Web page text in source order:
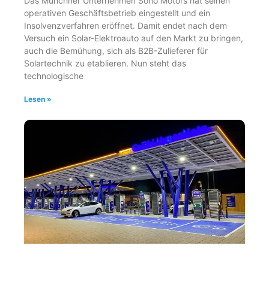
operativen Geschäftsbetrieb eingestellt und ein
Insolvenzverfahren eröffnet. Damit endet nach dem
Versuch ein Solar-Elektroauto auf den Markt zu bringen,
auch die Bemühung, sich als B2B-Zulieferer für
Solartechnik zu etablieren. Nun steht das
technologische
Lesen »